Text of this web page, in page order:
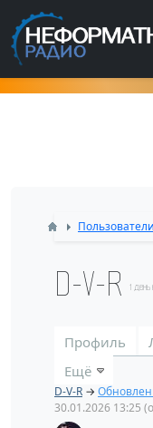
Как
Пользователи
D-V-R 1
Профиль
Ещё
D-V-R →
30.01.2026 13:25